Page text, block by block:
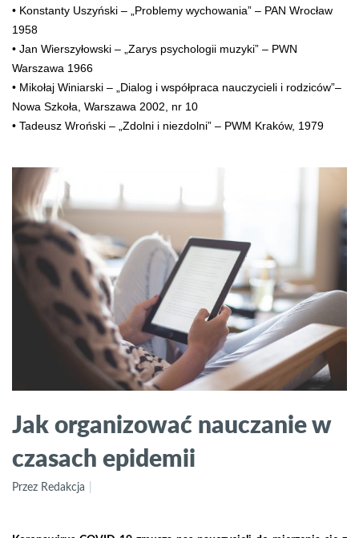
• Konstanty Uszyński – „Problemy wychowania” – PAN Wrocław
1958
• Jan Wierszyłowski – „Zarys psychologii muzyki” – PWN
Warszawa 1966
• Mikołaj Winiarski – „Dialog i współpraca nauczycieli i rodziców”–
Nowa Szkoła, Warszawa 2002, nr 10
• Tadeusz Wroński – „Zdolni i niezdolni” – PWM Kraków, 1979
Jak organizować nauczanie w
czasach epidemii
Przez Redakcja